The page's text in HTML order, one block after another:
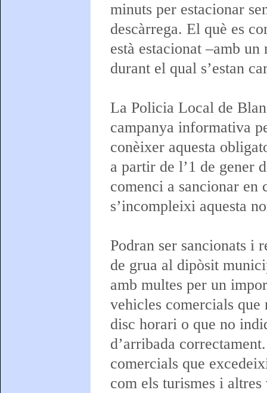
minuts per estacionar
descàrrega. El què es
està estacionat –amb
durant el qual s’estan
La Policia Local de
campanya informativa
conèixer aquesta
a partir de l’1 de gener
comenci a sancionar en
s’incompleixi aquesta
Podran ser sancionats i
de grua al dipòsit
amb multes per un
vehicles comercials que
disc horari o que no
d’arribada
comercials que
com els turismes i